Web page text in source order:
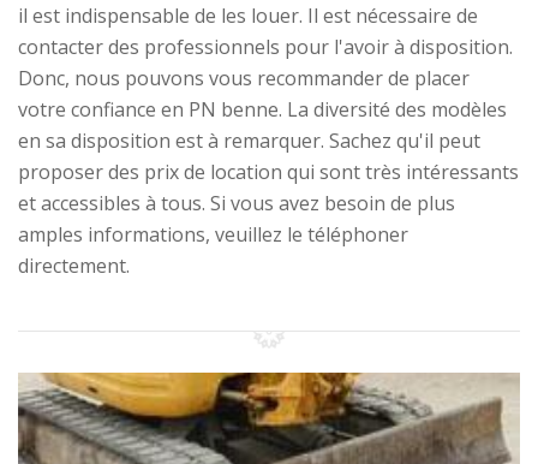
il est indispensable de les louer. Il est nécessaire de
contacter des professionnels pour l'avoir à disposition.
Donc, nous pouvons vous recommander de placer
votre confiance en PN benne. La diversité des modèles
en sa disposition est à remarquer. Sachez qu'il peut
proposer des prix de location qui sont très intéressants
et accessibles à tous. Si vous avez besoin de plus
amples informations, veuillez le téléphoner
directement.